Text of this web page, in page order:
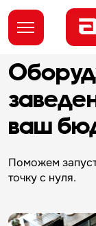
ваш
Поможем
точку с нуля.